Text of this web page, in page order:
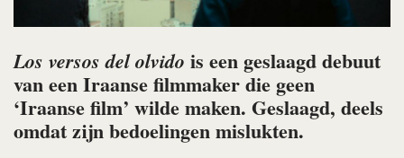
Los versos del olvido is een geslaagd debuut
van een Iraanse filmmaker die geen
‘Iraanse film’ wilde maken. Geslaagd, deels
omdat zijn bedoelingen mislukten.